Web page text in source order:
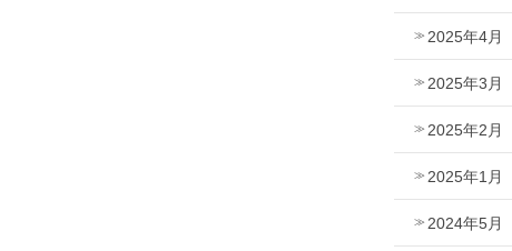
2025年4月
2025年3月
2025年2月
2025年1月
2024年5月